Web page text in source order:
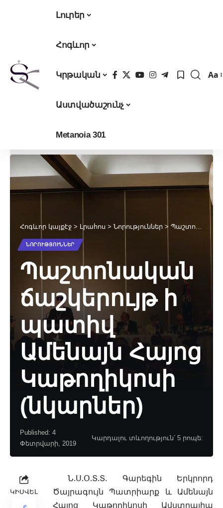
Լուրեր
Հոգևոր
Կրթական
Աստվածաշունչ
Metanoia 301
Aa
Հոգևոր կայքէջ > Լրահոս > Նորություններ > Պաշտոնական ճաշկերույթ ի պատիվ Ամենայն Հայոց Կաթողիկոսի (նկարներ)
ՆՈՐՈՒԹՅՈՒՆՆԵՐ
Պաշտոնական
ճաշկերույթ ի
պատիվ
Ամենայն Հայոց
Կաթողիկոսի
(նկարներ)
Published: 4
Փետրվարի, 2019
Կարդալու տևողություն՝ 5 րոպե:
ԿԻՍՎԵԼ
Ն.Ս.Օ.Տ.Տ. Գարեգին Երկրորդ
Ծայրագույն Պատրիարք և Ամենայն
Հայոց Կաթողիկոսի Ավստրալիա